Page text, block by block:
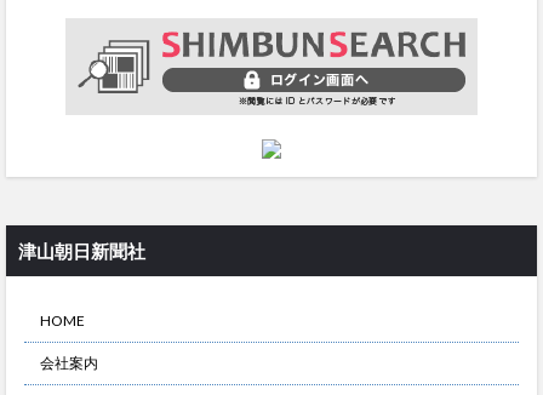
津山朝日新聞社
HOME
会社案内